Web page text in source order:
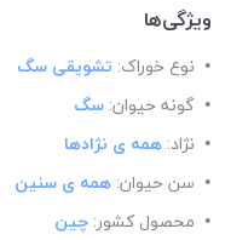
ویژگی‌ها
نوع خوراک: تشویقی سگ
گونه حیوان: سگ
نژاد: همه ی نژادها
سن حیوان: همه ی سنین
محصول کشور: چین